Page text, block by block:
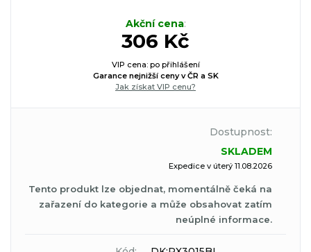
Akční cena:
306 Kč
VIP cena: po přihlášení
Garance nejnižší ceny v ČR a SK
Jak získat VIP cenu?
Dostupnost:
SKLADEM
Expedice v úterý 11.08.2026
Tento produkt lze objednat, momentálně čeká na
zařazení do kategorie a může obsahovat zatím
neúplné informace.